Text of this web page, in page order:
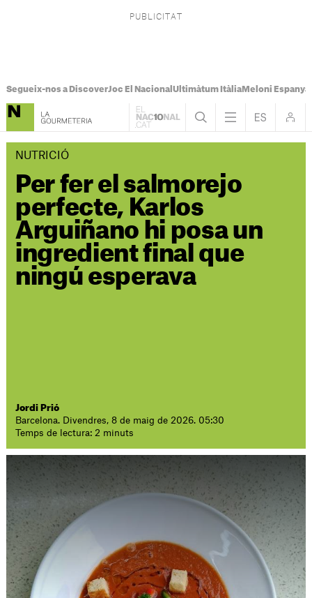
Segueix-nos a DiscoverJoc El Nacional Ultimàtum ItàliaMeloni Espanya
NUTRICIÓ
Per fer el salmorejo
perfecte, Karlos
Arguiñano hi posa un
ingredient final que
ningú esperava
Jordi Prió
Barcelona. Divendres, 8 de maig de 2026. 05:30
Temps de lectura: 2 minuts